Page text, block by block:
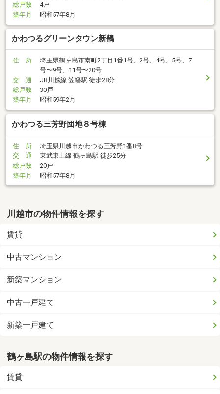
総戸数
4戸
築年月
昭和57年8月
かわつるグリーンタウン新鶴
住 所
埼玉県鶴ヶ島市南町2丁目1番1号、2号、4号、5号、7
号〜9号、11号〜20号
交 通
JR川越線 笠幡駅 徒歩28分
総戸数
30戸
築年月
昭和59年2月
かわつる三芳野団地８号棟
住 所
埼玉県川越市かわつる三芳野1番8号
交 通
東武東上線 鶴ヶ島駅 徒歩25分
総戸数
20戸
築年月
昭和57年8月
川越市の物件情報を探す
賃貸
中古マンション
新築マンション
中古一戸建て
新築一戸建て
鶴ヶ島駅の物件情報を探す
賃貸